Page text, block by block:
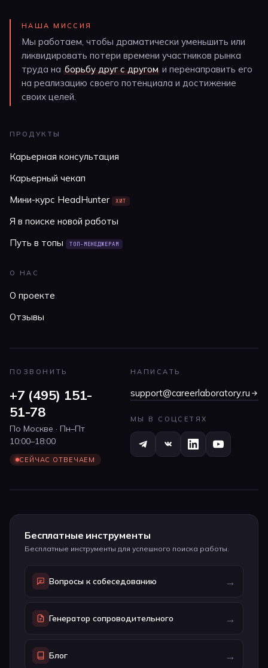
НАША МИССИЯ
Мы работаем, чтобы драматически уменьшить или
ликвидировать потери времени участников рынка
труда на борьбу друг с другом и перенаправить его
на реализацию своего потенциала и достижение
своих целей.
ПРОДУКТЫ
Карьерная консультация
Карьерный чекап
Мини-курс HeadHunter
ХИТ
Я в поиске новой работы
Путь в топы
ТОП-МЕНЕДЖЕРАМ
О НАС
О проекте
Отзывы
ПОЗВОНИТЬ
+7 (495) 151-
51-78
По Москве · Пн–Пт
10:00–18:00
СЕЙЧАС ОТВЕЧАЕМ
НАПИСАТЬ
support@careerlaboratory.ru
МЫ В СОЦСЕТЯХ
Бесплатные инструменты
Бесплатные инструменты для успешного поиска работы.
Вопросы к собеседованию →
Генератор сопроводительного →
Блог →